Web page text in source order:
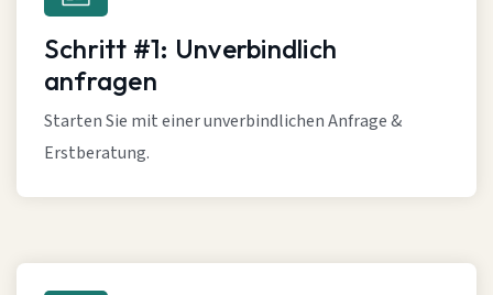
Schritt #1: Unverbindlich
anfragen
Starten Sie mit einer unverbindlichen Anfrage &
Erstberatung.